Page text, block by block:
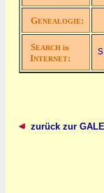
GENEALOGIE:
SEARCH in
INTERNET:
zurück zur